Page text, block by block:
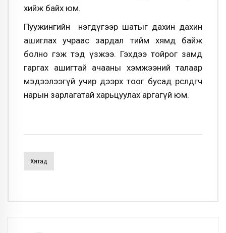
хийж байх юм.
Пуужингийн нэгдүгээр шатыг дахин дахин
ашиглах учраас зардал тийм хямд байж
болно гэж тэд үзжээ. Гэхдээ тойрог замд
гаргах ашигтай ачааны хэмжээний талаар
мэдээлээгүй учир дээрх тоог бусад өрсөлдөгч
нарын зарлагатай харьцуулах аргагүй юм.
Хятад